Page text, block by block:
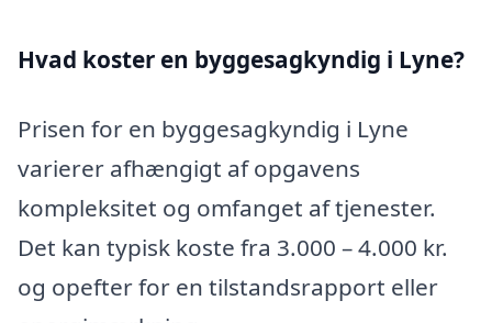
Hvad koster en byggesagkyndig i Lyne?
Prisen for en byggesagkyndig i Lyne
varierer afhængigt af opgavens
kompleksitet og omfanget af tjenester.
Det kan typisk koste fra 3.000 – 4.000 kr.
og opefter for en tilstandsrapport eller